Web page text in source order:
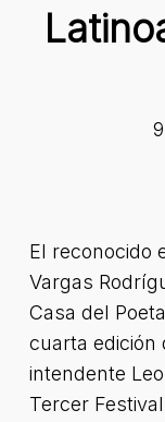
El reconocido
Vargas
Casa del
cuarta edición
intendente
Tercer